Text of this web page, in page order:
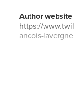
Author website
https://
ancois-
Features